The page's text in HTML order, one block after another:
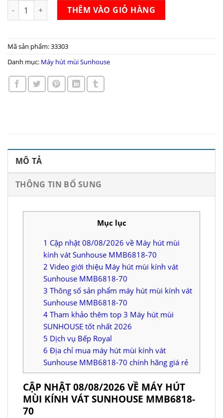
Máy hút mùi kính vát Sunhouse MMB6818-70 số lượng
THÊM VÀO GIỎ HÀNG
Mã sản phẩm:33303
Danh mục: Máy hút mùi Sunhouse
MÔ TẢ
THÔNG TIN BỔ SUNG
Mục lục
1 Cập nhật 08/08/2026 về Máy hút mùi
kính vát Sunhouse MMB6818-70
2 Video giới thiệu Máy hút mùi kính vát
Sunhouse MMB6818-70
3 Thông số sản phẩm máy hút mùi kính vát
Sunhouse MMB6818-70
4 Tham khảo thêm top 3 Máy hút mùi
SUNHOUSE tốt nhất 2026
5 Dịch vụ Bếp Royal
6 Địa chỉ mua máy hút mùi kính vát
Sunhouse MMB6818-70 chính hãng giá rẻ
CẬP NHẬT 08/08/2026 VỀ MÁY HÚT
MÙI KÍNH VÁT SUNHOUSE MMB6818-
70